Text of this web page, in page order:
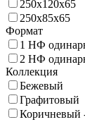
250х120х65
250х85х65
Формат
1 НФ
2 НФ
Коллекция
Бежевый
Графитовый